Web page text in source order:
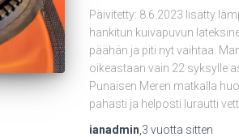
Päivitetty: 8.6.2023 lisätty
hankitun kuivapuvun
päähän ja piti nyt vaihtaa.
oikeastaan vain 22 syksylle
Punaisen Meren matkalla
pahasti ja helposti lurautti
ianadmin 3 vuotta sitten